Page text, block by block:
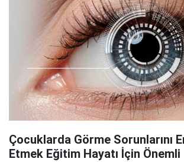
Çocuklarda Görme Sorunlarını
Etmek Eğitim Hayatı İçin Önemli